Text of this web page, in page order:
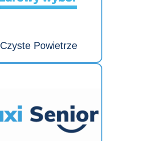
Czyste Powietrze